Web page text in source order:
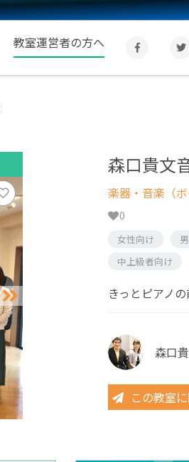
教室運営者の方へ
森口貴文
楽器・音楽（ボ
0
女性向け
中上級者向け
きっとピアノ
森口
この教室